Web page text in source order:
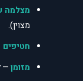
מצלמה
מצוין).
חטיפים
מזומן—